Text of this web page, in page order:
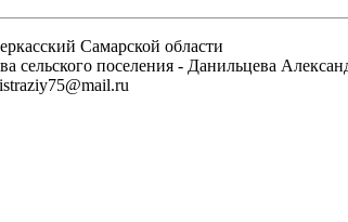
Самарской области
сельского поселения - Данильцева